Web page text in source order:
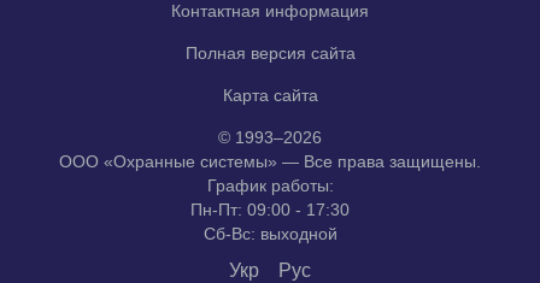
Контактная информация
Полная версия сайта
Карта сайта
© 1993–2026
ООО «Охранные системы» — Все права защищены.
График работы:
Пн-Пт: 09:00 - 17:30
Сб-Вс: выходной
Укр Рус